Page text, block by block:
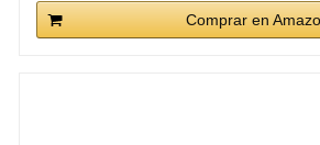
Comprar en